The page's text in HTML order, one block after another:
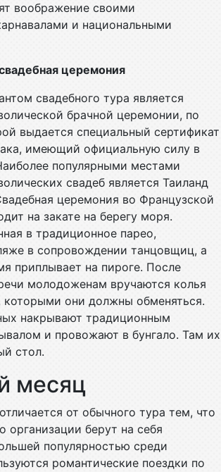
воображение своими
и национальными
церемония
свадебного тура является
брачной церемонии, по
выдается специальный сертификат
имеющий официальную силу в
популярными местами
свадеб является Таиланд
церемония во Французской
на закате на берегу моря.
в традиционное парео,
в сопровождении танцовщиц, а
приплывает на пироге. После
молодоженам вручаются колья
которыми они должны обменяться.
накрывают традиционным
и провожают в бунгало. Там их
стол.
месяц
от обычного тура тем, что
организации берут на себя
популярностью среди
романтические поездки по